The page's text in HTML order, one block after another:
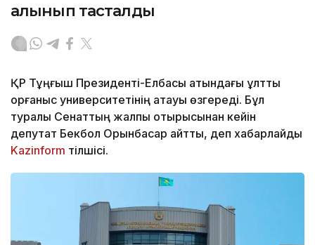
алынып тасталды
ҚР Тұңғыш Президенті-Елбасы атындағы ұлттық
қорғаныс университетінің атауы өзгереді. Бұл
туралы Сенаттың жалпы отырысынан кейін
депутат Бекбол Орынбасар айтты, деп хабарлайды
Kazinform тілшісі.